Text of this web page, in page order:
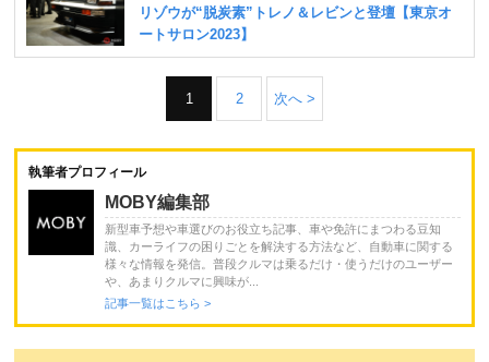
1 2 次へ >
執筆者プロフィール
MOBY編集部
新型車予想や車選びのお役立ち記事、車や免許にまつわる豆知
識、カーライフの困りごとを解決する方法など、自動車に関する
様々な情報を発信。普段クルマは乗るだけ・使うだけのユーザー
や、あまりクルマに興味が...
記事一覧はこちら >